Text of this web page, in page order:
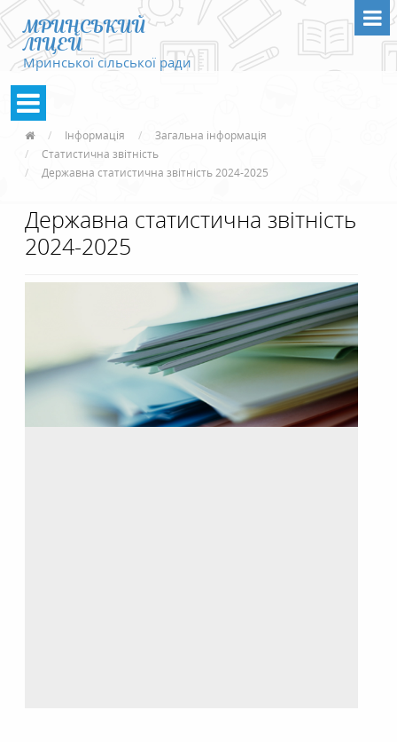
МРИНСЬКИЙ
ЛІЦЕЙ
Мринської сільської ради
Інформація
Загальна інформація
Статистична звітність
Державна статистична звітність 2024-2025
Державна статистична звітність
2024-2025